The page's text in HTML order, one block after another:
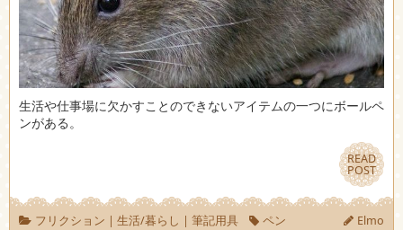
生活や仕事場に欠かすことのできないアイテムの一つにボールペ
ンがある。
READ
POST
READ
POST
フリクション | 生活/暮らし | 筆記用具 ペン Elmo